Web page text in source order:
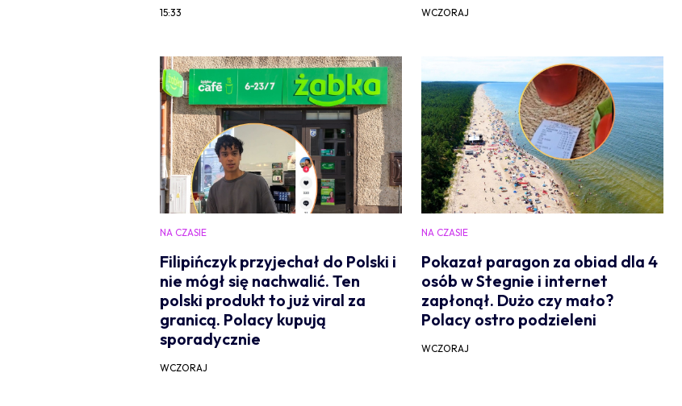
15:33 WCZORAJ
NA CZASIE
Filipińczyk przyjechał do Polski i
nie mógł się nachwalić. Ten
polski produkt to już viral za
granicą. Polacy kupują
sporadycznie
WCZORAJ
NA CZASIE
Pokazał paragon za obiad dla 4
osób w Stegnie i internet
zapłonął. Dużo czy mało?
Polacy ostro podzieleni
WCZORAJ